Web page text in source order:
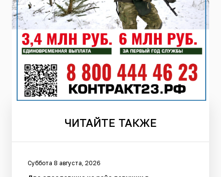
ЧИТАЙТЕ ТАКЖЕ
Суббота 8 августа, 2026